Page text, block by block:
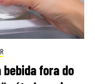
fora do